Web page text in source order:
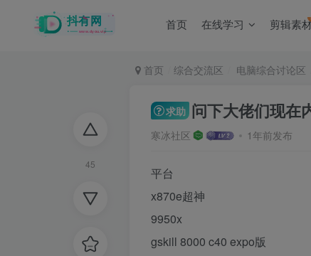
首页 在线学习 剪辑素
45
首页 综合交流区 电脑综合讨论区
求助 问下大佬们现在
寒冰社区 1年前发布
平台
x870e超神
9950x
gskill 8000 c40 expo版